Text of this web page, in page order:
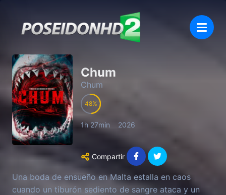
Chum
Chum
48
1h 27min 2026
Compartir
Una boda de ensueño en Malta estalla en caos
cuando un tiburón sediento de sangre ataca y un